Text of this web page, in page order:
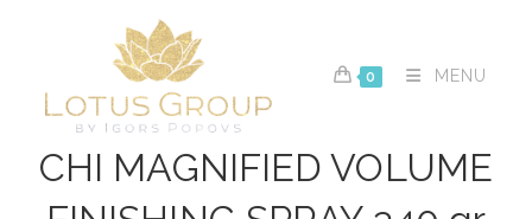
0 MENU
CHI MAGNIFIED VOLUME